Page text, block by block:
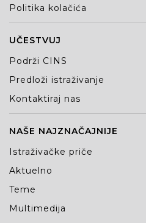
Politika kolačića
UČESTVUJ
Podrži CINS
Predloži istraživanje
Kontaktiraj nas
NAŠE NAJZNAČAJNIJE
Istraživačke priče
Aktuelno
Teme
Multimedija